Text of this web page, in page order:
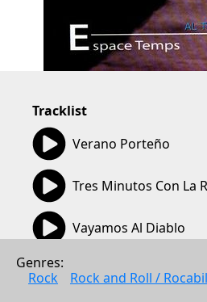
Tracklist
Verano Porteño
Tres Minutos Con La
Vayamos Al Diablo
Jeanne Y Paul
Genres:
Rock
Rock and Roll /